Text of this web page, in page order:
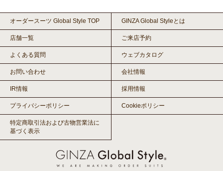
オーダースーツ Global Style TOP GINZA Global Styleとは
店舗一覧 ご来店予約
よくある質問 ウェブカタログ
お問い合わせ 会社情報
IR情報 採用情報
プライバシーポリシー Cookieポリシー
特定商取引法および古物営業法に
基づく表示